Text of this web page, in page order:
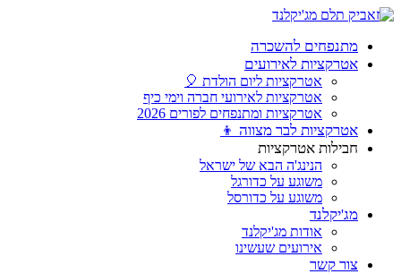
מתנפחים להשכרה
אטרקציות לאירועים
אטרקציות ליום הולדת 🎈
אטרקציות לאירועי חברה וימי כיף
אטרקציות ומתנפחים לפורים 2026
אטרקציות לבר מצווה 👦
חבילות אטרקציות
הנינג'ה הבא של ישראל
משוגע על כדורגל
משוגע על כדורסל
מג'יקלנד
אודות מג'יקלנד
אירועים שעשינו
צור קשר